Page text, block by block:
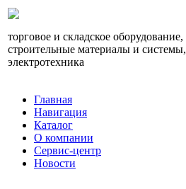
торговое и складское оборудование,
строительные материалы и системы,
электротехника
Главная
Навигация
Каталог
О компании
Сервис-центр
Новости